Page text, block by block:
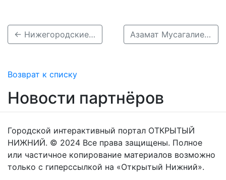
← Нижегородские «Валдай 45P» дезинфицируют для безопасности пассажиров Азамат Мусагалиев про шоу «Музыкальная интуиция»: «Это термоядерная смесь юмора, музыки и талантливых людей» →
Возврат к списку
Новости партнёров
Городской интерактивный портал ОТКРЫТЫЙ
НИЖНИЙ. © 2024 Все права защищены. Полное
или частичное копирование материалов возможно
только с гиперссылкой на «Открытый Нижний».